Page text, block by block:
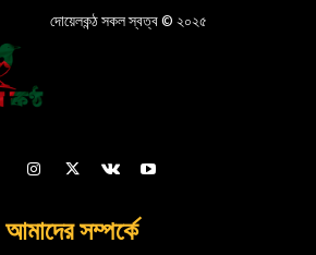
দোয়েলকন্ঠ সকল স্বত্ব © ২০২৫
আমাদের সম্পর্কে